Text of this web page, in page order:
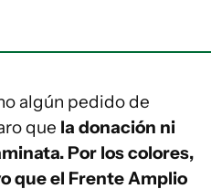
algún pedido de
que la donación ni
Por los colores,
que el Frente Amplio